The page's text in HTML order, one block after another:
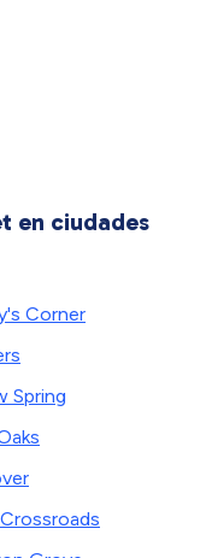
en ciudades
Corner
Spring